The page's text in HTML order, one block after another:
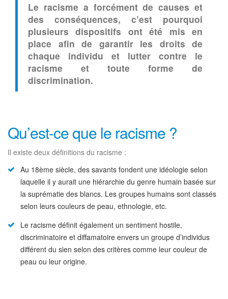
Le racisme a forcément de causes et
des conséquences, c’est pourquoi
plusieurs dispositifs ont été mis en
place afin de garantir les droits de
chaque individu et lutter contre le
racisme et toute forme de
discrimination.
Qu’est-ce que le racisme ?
Il existe deux définitions du racisme :
Au 18ème siècle, des savants fondent une idéologie selon
laquelle il y aurait une hiérarchie du genre humain basée sur
la suprématie des blancs. Les groupes humains sont classés
selon leurs couleurs de peau, ethnologie, etc.
Le racisme définit également un sentiment hostile,
discriminatoire et diffamatoire envers un groupe d’individus
différent du sien selon des critères comme leur couleur de
peau ou leur origine.